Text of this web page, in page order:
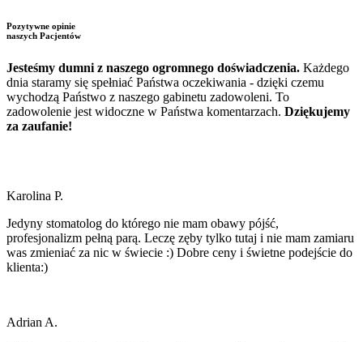
Pozytywne opinie
naszych Pacjentów
Jesteśmy dumni z naszego ogromnego doświadczenia. Każdego
dnia staramy się spełniać Państwa oczekiwania - dzięki czemu
wychodzą Państwo z naszego gabinetu zadowoleni. To
zadowolenie jest widoczne w Państwa komentarzach. Dziękujemy
za zaufanie!
Karolina P.
Jedyny stomatolog do którego nie mam obawy pójść,
profesjonalizm pełną parą. Leczę zęby tylko tutaj i nie mam zamiaru
was zmieniać za nic w świecie :) Dobre ceny i świetne podejście do
klienta:)
Adrian A.